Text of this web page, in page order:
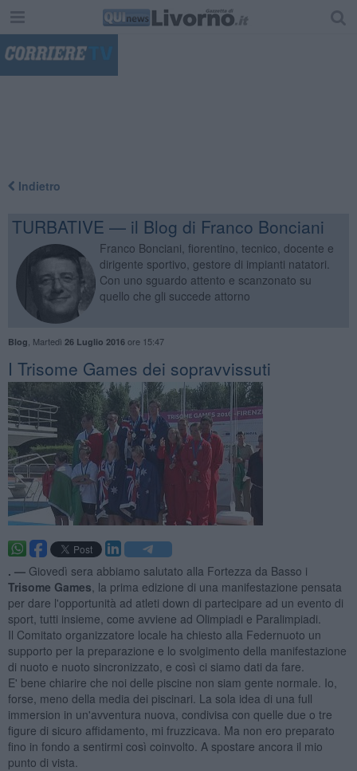
Indietro
TURBATIVE — il Blog di Franco Bonciani
Franco Bonciani, fiorentino, tecnico, docente e
dirigente sportivo, gestore di impianti natatori.
Con uno sguardo attento e scanzonato su
quello che gli succede attorno
Blog Martedì 26 Luglio 2016ore 15:47
​I Trisome Games dei sopravvissuti
. — Giovedì sera abbiamo salutato alla Fortezza da Basso i
Trisome Games , la prima edizione di una manifestazione pensata
per dare l'opportunità ad atleti down di partecipare ad un evento di
sport, tutti insieme, come avviene ad Olimpiadi e Paralimpiadi.
Il Comitato organizzatore locale ha chiesto alla Federnuoto un
supporto per la preparazione e lo svolgimento della manifestazione
di nuoto e nuoto sincronizzato, e così ci siamo dati da fare.
E' bene chiarire che noi delle piscine non siam gente normale. Io,
forse, meno della media dei piscinari. La sola idea di una full
immersion in un'avventura nuova, condivisa con quelle due o tre
figure di sicuro affidamento, mi fruzzicava. Ma non ero preparato
fino in fondo a sentirmi così coinvolto. A spostare ancora il mio
punto di vista.